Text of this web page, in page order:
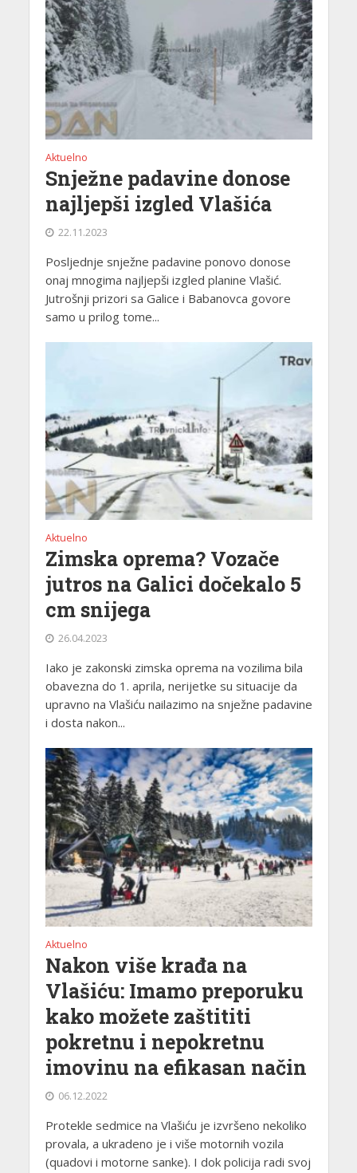
Aktuelno
Snježne padavine donose
najljepši izgled Vlašića
22.11.2023
Posljednje snježne padavine ponovo donose
onaj mnogima najljepši izgled planine Vlašić.
Jutrošnji prizori sa Galice i Babanovca govore
samo u prilog tome...
Aktuelno
Zimska oprema? Vozače
jutros na Galici dočekalo 5
cm snijega
26.04.2023
Iako je zakonski zimska oprema na vozilima bila
obavezna do 1. aprila, nerijetke su situacije da
upravno na Vlašiću nailazimo na snježne padavine
i dosta nakon...
Aktuelno
Nakon više krađa na
Vlašiću: Imamo preporuku
kako možete zaštititi
pokretnu i nepokretnu
imovinu na efikasan način
06.12.2022
Protekle sedmice na Vlašiću je izvršeno nekoliko
provala, a ukradeno je i više motornih vozila
(quadovi i motorne sanke). I dok policija radi svoj